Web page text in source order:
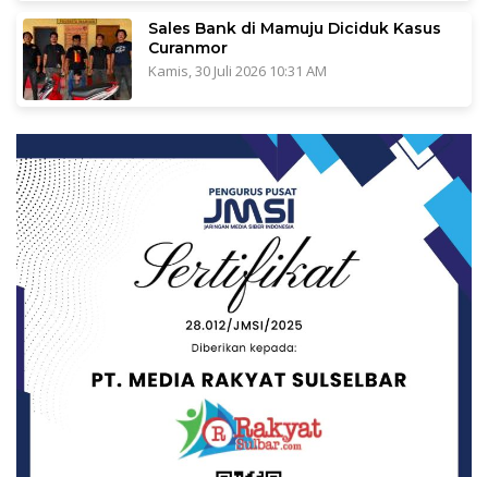
Sales Bank di Mamuju Diciduk Kasus
Curanmor
Kamis, 30 Juli 2026 10:31 AM